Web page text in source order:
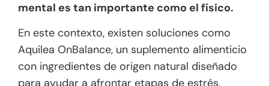
mental es tan importante como el físico.
En este contexto, existen soluciones como
Aquilea OnBalance, un suplemento alimenticio
con ingredientes de origen natural diseñado